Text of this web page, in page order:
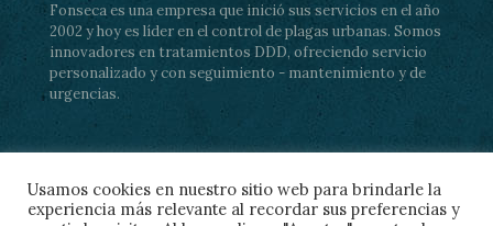
Fonseca es una empresa que inició sus servicios en el año
2002 y hoy es líder en el control de plagas urbanas. Somos
innovadores en tratamientos DDD, ofreciendo servicio
personalizado y con seguimiento - mantenimiento y de
urgencias.
Usamos cookies en nuestro sitio web para brindarle la
experiencia más relevante al recordar sus preferencias y